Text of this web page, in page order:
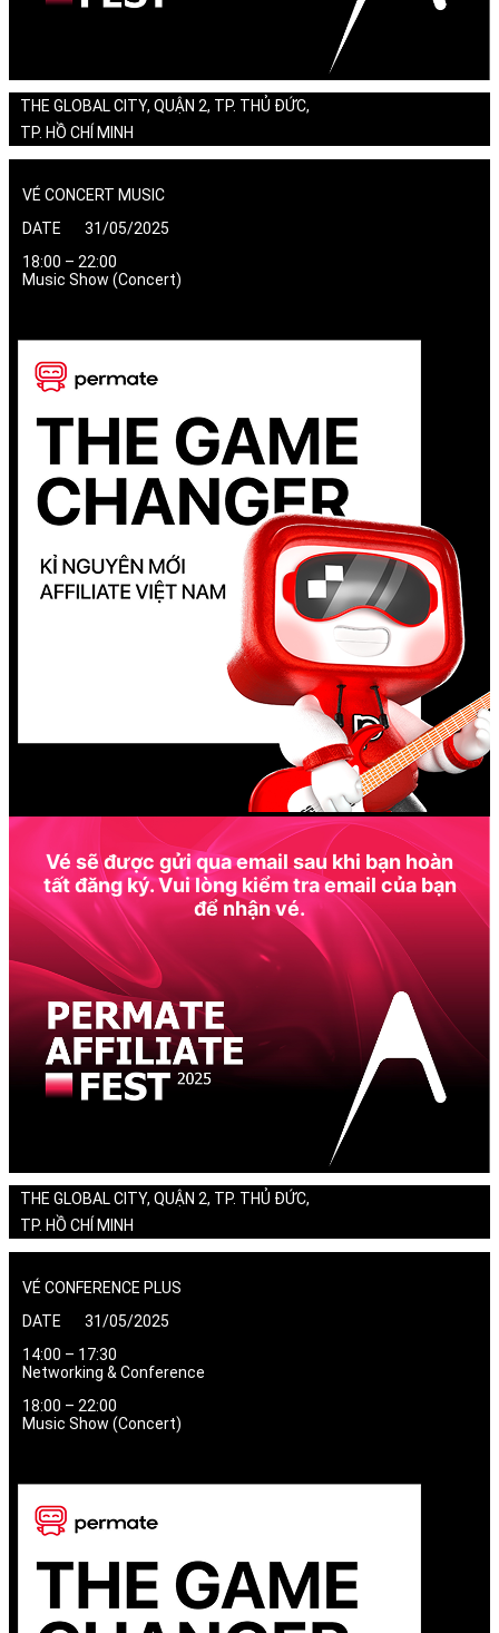
THE GLOBAL CITY, QUẬN 2, TP. THỦ ĐỨC,
TP. HỒ CHÍ MINH
VÉ CONCERT MUSIC
DATE 31/05/2025
18:00 – 22:00
Music Show (Concert)
Vé sẽ được gửi qua email sau khi bạn hoàn
tất đăng ký. Vui lòng kiểm tra email của bạn
để nhận vé.
THE GLOBAL CITY, QUẬN 2, TP. THỦ ĐỨC,
TP. HỒ CHÍ MINH
VÉ CONFERENCE PLUS
DATE 31/05/2025
14:00 – 17:30
Networking & Conference
18:00 – 22:00
Music Show (Concert)